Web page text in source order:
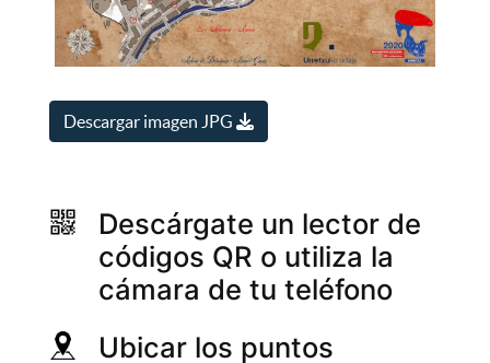
Descargar imagen JPG
Descárgate un lector de
códigos QR o utiliza la
cámara de tu teléfono
Ubicar los puntos